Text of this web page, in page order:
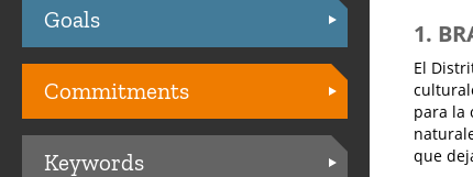
Practices
Goals
Commitments
Keywords
1.
El
para la
que